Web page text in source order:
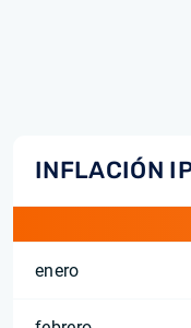
INFLACIÓN
enero